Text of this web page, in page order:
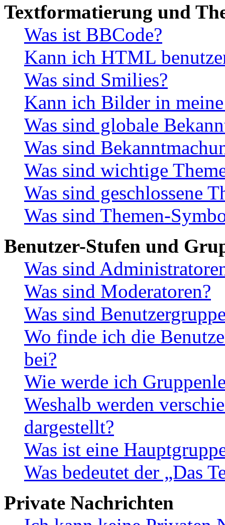
Textformatierung und
Was ist BBCode?
Kann ich HTML
Was sind Smilies?
Kann ich Bilder in
Was sind globale
Was sind
Was sind wichtige
Was sind geschlossene
Was sind Themen-
Benutzer-Stufen und
Was sind
Was sind Moderatoren?
Was sind
Wo finde ich die
bei?
Wie werde ich
Weshalb werden
dargestellt?
Was ist eine
Was bedeutet der „Das
Private Nachrichten